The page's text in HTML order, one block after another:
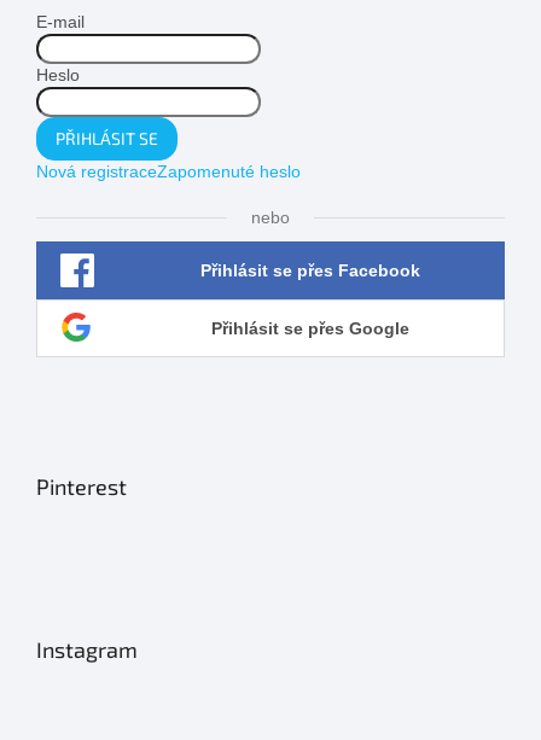
E-mail
Heslo
PŘIHLÁSIT SE
Nová registraceZapomenuté heslo
nebo
Přihlásit se přes Facebook
Přihlásit se přes Google
Pinterest
Instagram